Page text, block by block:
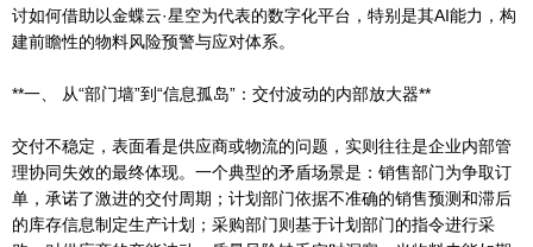
讨如何借助以金蝶云·星空为代表的数字化平台，特别是其AI能力，构
建前瞻性的物料风险预警与应对体系。
**一、 从“部门墙”到“信息孤岛”：交付波动的内部放大器**
交付不稳定，表面看是供应商或物流的问题，实则往往是企业内部管
理协同失效的最终体现。一个典型的矛盾场景是：销售部门为争取订
单，承诺了激进的交付周期；计划部门依据不准确的销售预测和滞后
的库存信息制定生产计划；采购部门则基于计划部门的指令进行采